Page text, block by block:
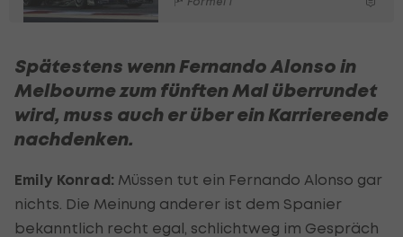
Spätestens wenn Fernando Alonso in
Melbourne zum fünften Mal überrundet
wird, muss auch er über ein Karriereende
nachdenken.
Emily Konrad: Müssen tut ein Fernando Alonso gar
nichts. Die Meinung anderer ist dem Spanier
bekanntlich recht egal, schlichtweg im Gespräch